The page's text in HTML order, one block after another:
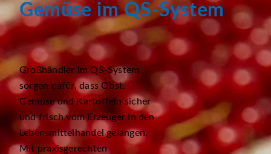
Gemüse im QS-System
Großhändler im QS-System
sorgen dafür, dass Obst,
Gemüse und Kartoffeln sicher
und frisch vom Erzeuger in den
Lebensmittelhandel gelangen.
Mit praxisgerechten